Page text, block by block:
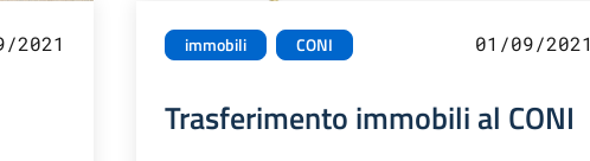
2021 immobili CONI 01/09/2021
Trasferimento immobili al CONI